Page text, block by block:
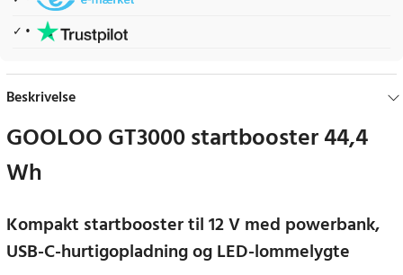
Beskrivelse
GOOLOO GT3000 startbooster 44,4
Wh
Kompakt startbooster til 12 V med powerbank,
USB-C-hurtigopladning og LED-lommelygte